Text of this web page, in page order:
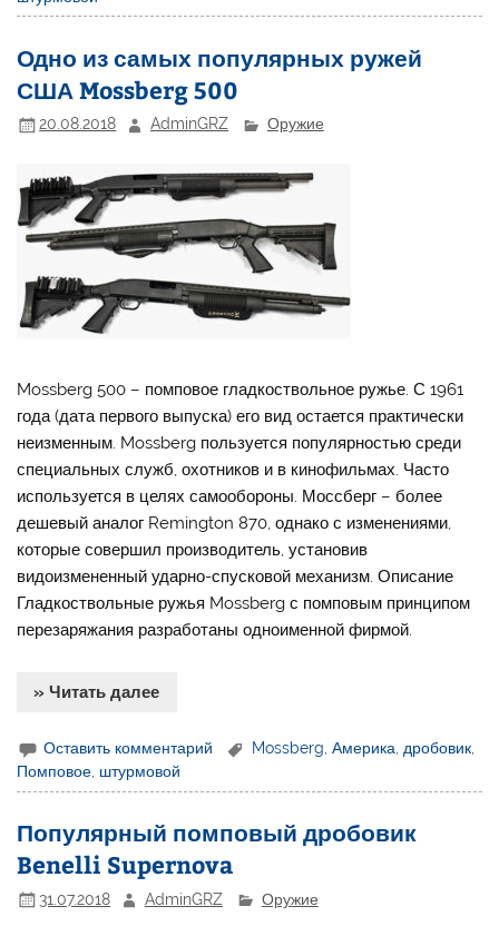
Одно из самых популярных ружей
США Mossberg 500
20.08.2018 AdminGRZ Оружие
Mossberg 500 – помповое гладкоствольное ружье. С 1961
года (дата первого выпуска) его вид остается практически
неизменным. Mossberg пользуется популярностью среди
специальных служб, охотников и в кинофильмах. Часто
используется в целях самообороны. Моссберг – более
дешевый аналог Remington 870, однако с изменениями,
которые совершил производитель, установив
видоизмененный ударно-спусковой механизм. Описание
Гладкоствольные ружья Mossberg с помповым принципом
перезаряжания разработаны одноименной фирмой.
» Читать далее
Оставить комментарий Mossberg ,Америка дробовик
Помповое штурмовой
Популярный помповый дробовик
Benelli Supernova
31.07.2018 AdminGRZ Оружие